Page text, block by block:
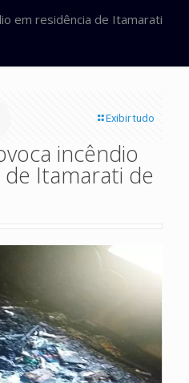
em residência de Itamarati
Exibir tudo
incêndio
Itamarati de